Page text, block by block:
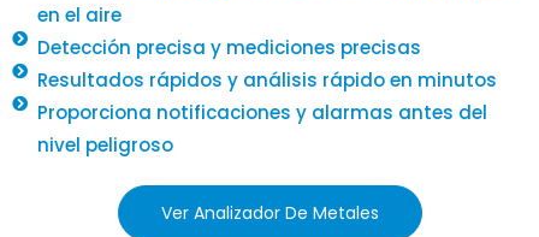
en el aire
Detección precisa y mediciones precisas
Resultados rápidos y análisis rápido en minutos
Proporciona notificaciones y alarmas antes del
nivel peligroso
Ver Analizador De Metales